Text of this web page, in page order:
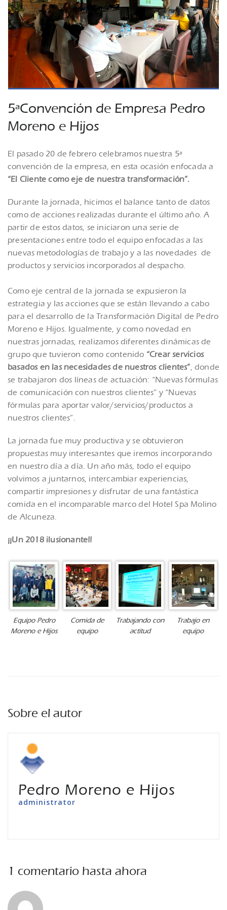
5ªConvención de Empresa Pedro
Moreno e Hijos
El pasado 20 de febrero celebramos nuestra 5ª
convención de la empresa, en esta ocasión enfocada a
“El Cliente como eje de nuestra transformación”.
Durante la jornada, hicimos el balance tanto de datos
como de acciones realizadas durante el último año. A
partir de estos datos, se iniciaron una serie de
presentaciones entre todo el equipo enfocadas a las
nuevas metodologías de trabajo y a las novedades de
productos y servicios incorporados al despacho.
Como eje central de la jornada se expusieron la
estrategia y las acciones que se están llevando a cabo
para el desarrollo de la Transformación Digital de Pedro
Moreno e Hijos. Igualmente, y como novedad en
nuestras jornadas, realizamos diferentes dinámicas de
grupo que tuvieron como contenido “Crear servicios
basados en las necesidades de nuestros clientes”, donde
se trabajaron dos líneas de actuación: “Nuevas fórmulas
de comunicación con nuestros clientes” y “Nuevas
fórmulas para aportar valor/servicios/productos a
nuestros clientes”.
La jornada fue muy productiva y se obtuvieron
propuestas muy interesantes que iremos incorporando
en nuestro día a día. Un año más, todo el equipo
volvimos a juntarnos, intercambiar experiencias,
compartir impresiones y disfrutar de una fantástica
comida en el incomparable marco del Hotel Spa Molino
de Alcuneza.
¡¡Un 2018 ilusionante!!
Equipo Pedro
Moreno e Hijos
Comida de
equipo
Trabajando con
actitud
Trabajo en
equipo
Sobre el autor
Pedro Moreno e Hijos
administrator
1 comentario hasta ahora